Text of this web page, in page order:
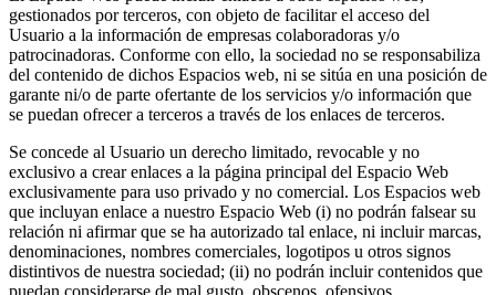
gestionados por terceros, con objeto de facilitar el acceso del
Usuario a la información de empresas colaboradoras y/o
patrocinadoras. Conforme con ello, la sociedad no se responsabiliza
del contenido de dichos Espacios web, ni se sitúa en una posición de
garante ni/o de parte ofertante de los servicios y/o información que
se puedan ofrecer a terceros a través de los enlaces de terceros.
Se concede al Usuario un derecho limitado, revocable y no
exclusivo a crear enlaces a la página principal del Espacio Web
exclusivamente para uso privado y no comercial. Los Espacios web
que incluyan enlace a nuestro Espacio Web (i) no podrán falsear su
relación ni afirmar que se ha autorizado tal enlace, ni incluir marcas,
denominaciones, nombres comerciales, logotipos u otros signos
distintivos de nuestra sociedad; (ii) no podrán incluir contenidos que